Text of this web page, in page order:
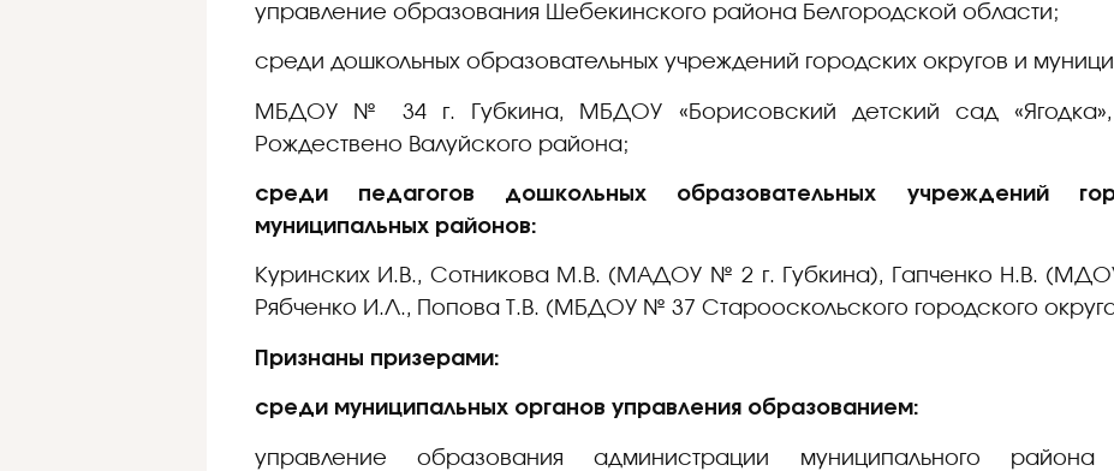
управление образования Шебекинского района Белгородской области;
среди дошкольных образовательных учреждений городских округов и
МБДОУ № 34 г. Губкина, МБДОУ «Борисовский детский сад
Рождествено Валуйского района;
среди педагогов дошкольных образовательных учреждений
муниципальных районов:
Куринских И.В., Сотникова М.В. (МАДОУ № 2 г. Губкина), Гапченко Н.В.
Рябченко И.Л., Попова Т.В. (МБДОУ № 37 Старооскольского городского
Признаны призерами:
среди муниципальных органов управления образованием:
управление образования администрации муниципального района